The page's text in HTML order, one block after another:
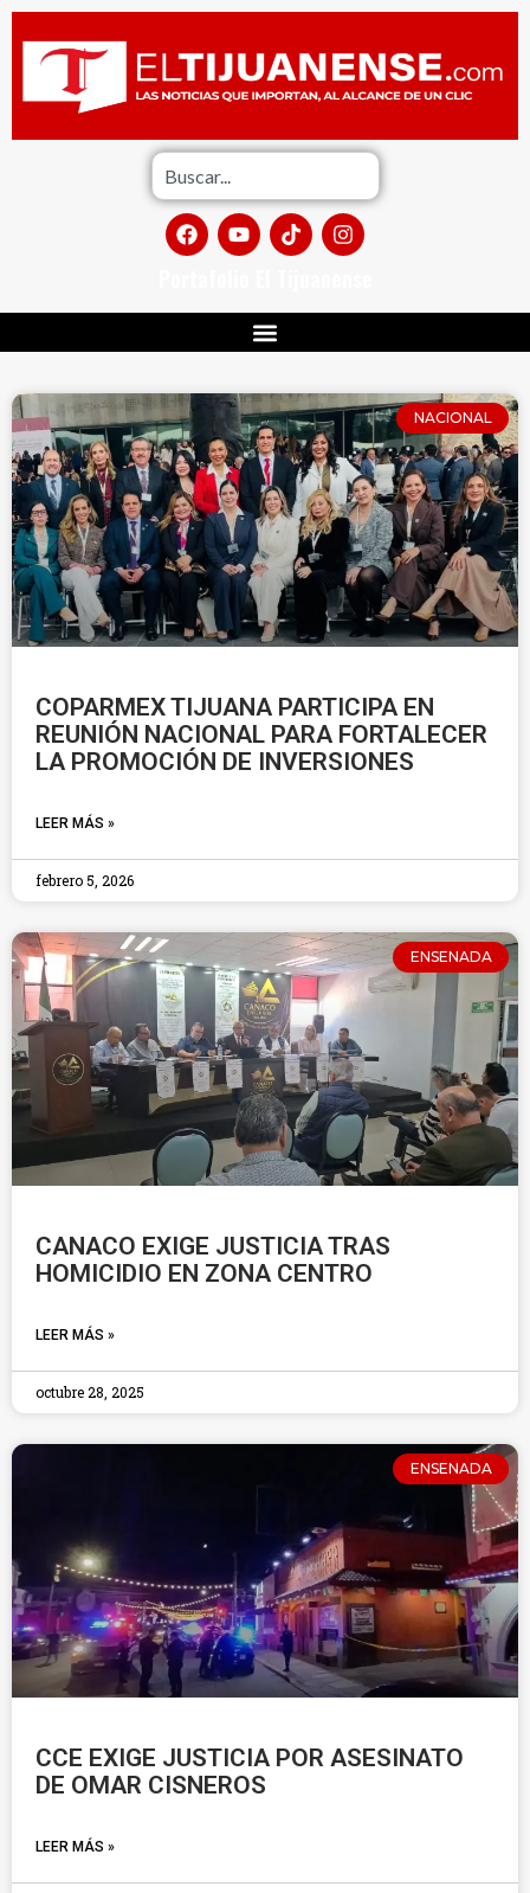
NACIONAL
COPARMEX TIJUANA PARTICIPA EN
REUNIÓN NACIONAL PARA FORTALECER
LA PROMOCIÓN DE INVERSIONES
LEER MÁS »
febrero 5, 2026
ENSENADA
CANACO EXIGE JUSTICIA TRAS
HOMICIDIO EN ZONA CENTRO
LEER MÁS »
octubre 28, 2025
ENSENADA
CCE EXIGE JUSTICIA POR ASESINATO
DE OMAR CISNEROS
LEER MÁS »